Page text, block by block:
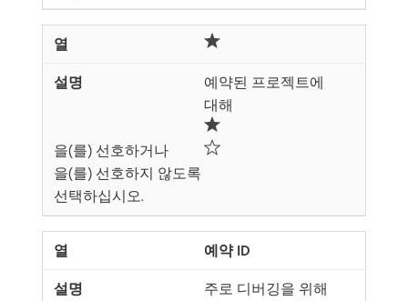
예약된 프로젝트에
대해
을(를) 선호하거나
을(를) 선호하지 않도록
선택하십시오.
예약 ID
주로 디버깅을 위해